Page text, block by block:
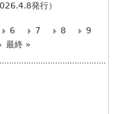
発行）
6 7 8
9
最終 »